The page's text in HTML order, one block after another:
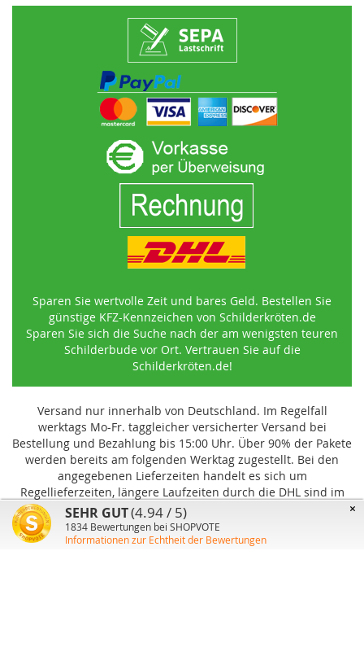
Sparen Sie wertvolle Zeit und bares Geld. Bestellen Sie
günstige KFZ-Kennzeichen von Schilderkröten.de
Sparen Sie sich die Suche nach der am wenigsten teuren
Schilderbude vor Ort. Vertrauen Sie auf die
Schilderkröten.de!
Versand nur innerhalb von Deutschland. Im Regelfall
werktags Mo-Fr. taggleicher versicherter Versand bei
Bestellung und Bezahlung bis 15:00 Uhr. Über 90% der Pakete
werden bereits am folgenden Werktag zugestellt. Bei den
angegebenen Lieferzeiten handelt es sich um
Regellieferzeiten, längere Laufzeiten durch die DHL sind im
Einzelfall möglich und können von uns nicht beeinflusst
werden.
×
SEHR GUT(4.94 / 5)
1834 Bewertungen bei SHOPVOTE
Informationen zur Echtheit der Bewertungen